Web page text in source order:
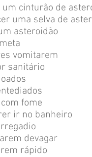
cinturão de
uma selva de
asteroidão
vomitarem
sanitário
fome
ir no banheiro
devagar
rápido